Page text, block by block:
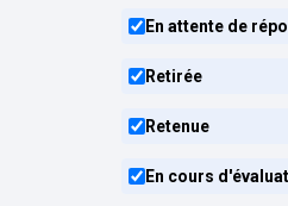
En attente de
Retirée
Retenue
En cours